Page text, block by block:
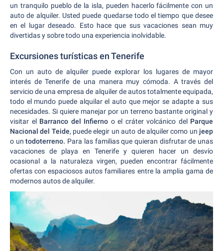
un tranquilo pueblo de la isla, pueden hacerlo fácilmente con un
auto de alquiler. Usted puede quedarse todo el tiempo que desee
en el lugar deseado. Esto hace que sus vacaciones sean muy
divertidas y sobre todo una experiencia inolvidable.
Excursiones turísticas en Tenerife
Con un auto de alquiler puede explorar los lugares de mayor
interés de Tenerife de una manera muy cómoda. A través del
servicio de una empresa de alquiler de autos totalmente equipada,
todo el mundo puede alquilar el auto que mejor se adapte a sus
necesidades. Si quiere manejar por un terreno bastante original y
visitar el Barranco del Infierno o el cráter volcánico del Parque
Nacional del Teide, puede elegir un auto de alquiler como unjeep
o untodoterreno. Para las familias que quieran disfrutar de unas
vacaciones de playa en Tenerife y quieren hacer un desvío
ocasional a la naturaleza virgen, pueden encontrar fácilmente
ofertas con espaciosos autos familiares entre la amplia gama de
modernos autos de alquiler.